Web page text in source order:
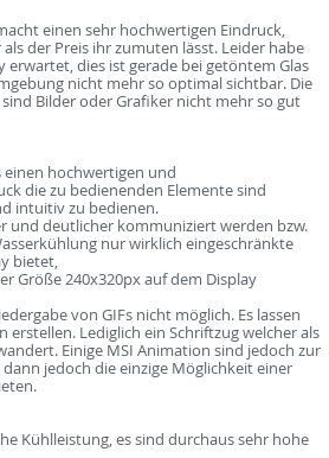
einen sehr hochwertigen Eindruck,
der Preis ihr zumuten lässt. Leider habe
erwartet, dies ist gerade bei getöntem Glas
nicht mehr so optimal sichtbar. Die
Bilder oder Grafiker nicht mehr so gut
einen hochwertigen und
die zu bedienenden Elemente sind
intuitiv zu bedienen.
und deutlicher kommuniziert werden bzw.
nur wirklich eingeschränkte
bietet,
Größe 240x320px auf dem Display
von GIFs nicht möglich. Es lassen
erstellen. Lediglich ein Schriftzug welcher als
Einige MSI Animation sind jedoch zur
jedoch die einzige Möglichkeit einer
Kühlleistung, es sind durchaus sehr hohe